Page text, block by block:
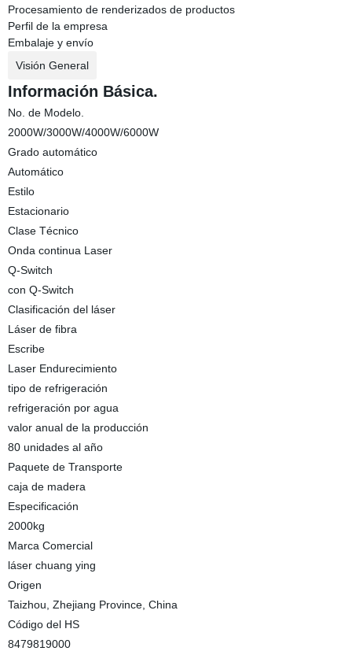
Procesamiento de renderizados de productos
Perfil de la empresa
Embalaje y envío
Visión General
Información Básica.
No. de Modelo.
2000W/3000W/4000W/6000W
Grado automático
Automático
Estilo
Estacionario
Clase Técnico
Onda continua Laser
Q-Switch
con Q-Switch
Clasificación del láser
Láser de fibra
Escribe
Laser Endurecimiento
tipo de refrigeración
refrigeración por agua
valor anual de la producción
80 unidades al año
Paquete de Transporte
caja de madera
Especificación
2000kg
Marca Comercial
láser chuang ying
Origen
Taizhou, Zhejiang Province, China
Código del HS
8479819000